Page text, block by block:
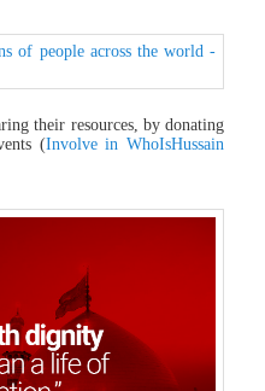
their resources, by donating
(Involve in WhoIsHussain